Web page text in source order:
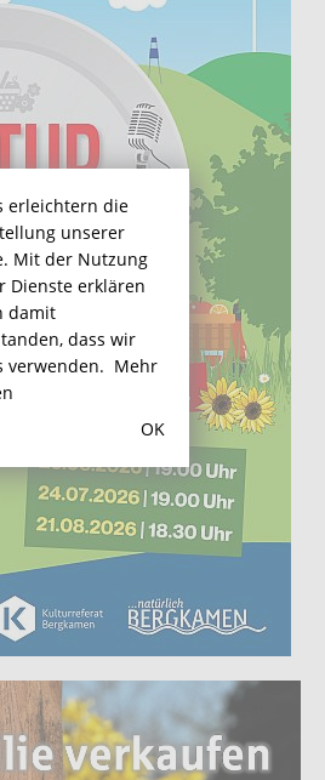
erleichtern die
unserer
Mit der Nutzung
Dienste erklären
damit
dass wir
verwenden. Mehr
OK